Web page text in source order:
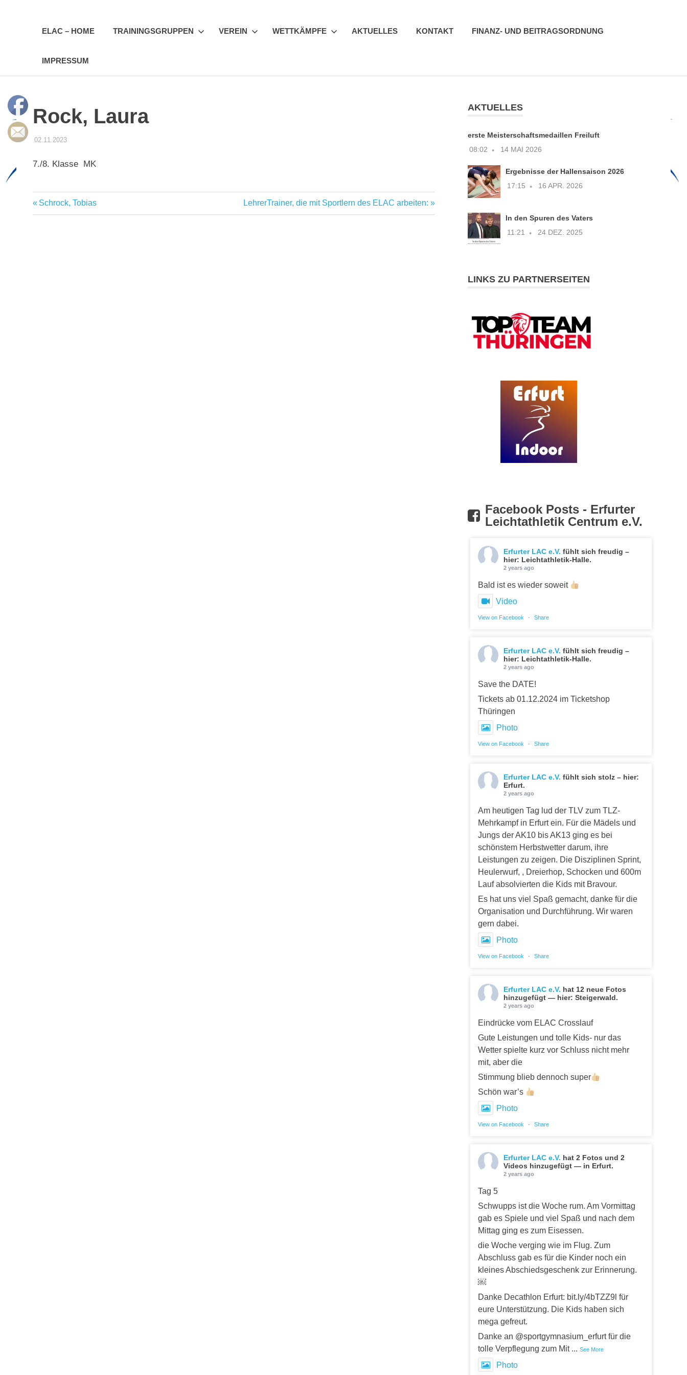
Erfurter
e.V.
ELAC – HOME TRAININGSGRUPPEN VEREIN WETTKÄMPFE AKTUELLES KONTAKT FINANZ- UND BEITRAGSORDNUNG
IMPRESSUM
Rock, Laura
02.11.2023STEFFEN PANSE
TRAINER & ÜBUNGSLEITER DES ELAC
7./8. Klasse MK
Lehrertrainer
Trainer
Beitragsnavigation
Vorheriger
Beitrag:
Schrock, Tobias
Nächster
Beitrag:
LehrerTrainer, die mit Sportlern des ELAC arbeiten:
AKTUELLES
erste Meisterschaftsmedaillen Freiluft
08:02 14 MAI 2026
Ergebnisse der Hallensaison 2026
17:15 16 APR. 2026
In den Spuren des Vaters
11:21 24 DEZ. 2025
LINKS ZU PARTNERSEITEN
Facebook Posts - Erfurter
Leichtathletik Centrum e.V.
Erfurter LAC e.V. fühlt sich freudig –
hier: Leichtathletik-Halle.
2 years ago
Bald ist es wieder soweit
Video
View on Facebook · Share
Erfurter LAC e.V. fühlt sich freudig –
hier: Leichtathletik-Halle.
2 years ago
Save the DATE!
Tickets ab 01.12.2024 im Ticketshop
Thüringen
Photo
View on Facebook · Share
Erfurter LAC e.V. fühlt sich stolz – hier:
Erfurt.
2 years ago
Am heutigen Tag lud der TLV zum TLZ-
Mehrkampf in Erfurt ein. Für die Mädels und
Jungs der AK10 bis AK13 ging es bei
schönstem Herbstwetter darum, ihre
Leistungen zu zeigen. Die Disziplinen Sprint,
Heulerwurf, , Dreierhop, Schocken und 600m
Lauf absolvierten die Kids mit Bravour.
Es hat uns viel Spaß gemacht, danke für die
Organisation und Durchführung. Wir waren
gern dabei.
Photo
View on Facebook · Share
Erfurter LAC e.V. hat 12 neue Fotos
hinzugefügt — hier: Steigerwald.
2 years ago
Eindrücke vom ELAC Crosslauf
Gute Leistungen und tolle Kids- nur das
Wetter spielte kurz vor Schluss nicht mehr
mit, aber die
Stimmung blieb dennoch super
Schön war’s
Photo
View on Facebook · Share
Erfurter LAC e.V. hat 2 Fotos und 2
Videos hinzugefügt — in Erfurt.
2 years ago
Tag 5
Schwupps ist die Woche rum. Am Vormittag
gab es Spiele und viel Spaß und nach dem
Mittag ging es zum Eisessen.
die Woche verging wie im Flug. Zum
Abschluss gab es für die Kinder noch ein
kleines Abschiedsgeschenk zur Erinnerung.
￼
Danke Decathlon Erfurt: bit.ly/4bTZZ9l für
eure Unterstützung. Die Kids haben sich
mega gefreut.
Danke an @sportgymnasium_erfurt für die
tolle Verpflegung zum Mit ...See More
Photo